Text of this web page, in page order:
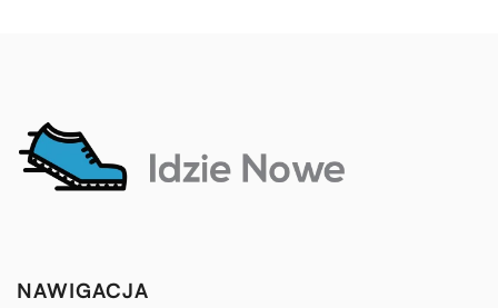
NAWIGACJA